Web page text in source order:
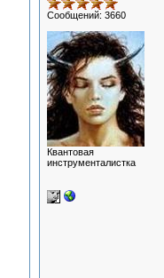
Сообщений: 3660
Квантовая
инструменталистка